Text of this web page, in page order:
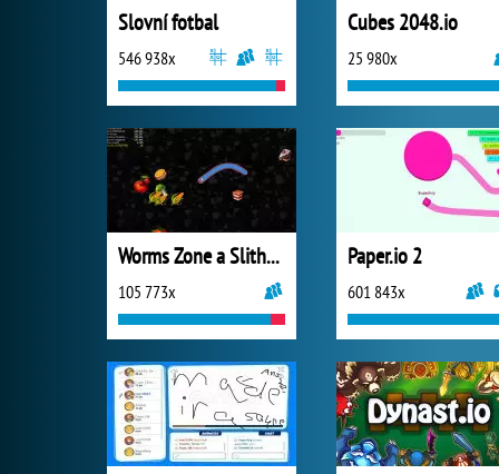
Slovní fotbal
546 938x
Cubes 2048.io
25 980x
Worms Zone a Slithery Snake
105 773x
Paper.io 2
601 843x